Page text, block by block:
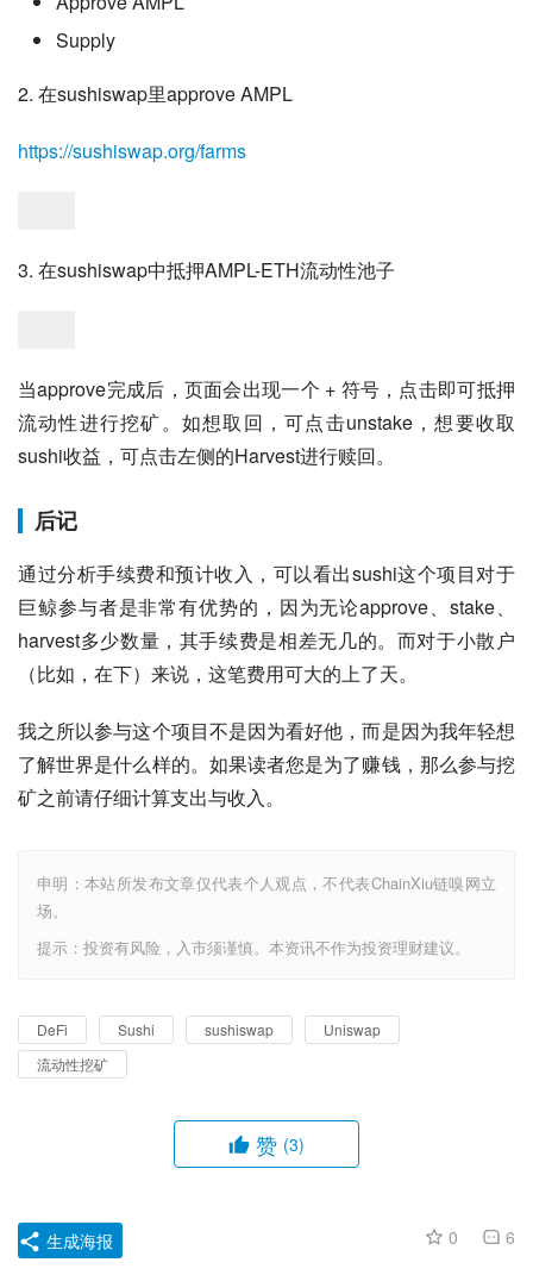
Supply
2. 在sushiswap里approve AMPL
https://sushiswap.org/farms
3. 在sushiswap中抵押AMPL-ETH流动性池子
当approve完成后，页面会出现一个 + 符号，点击即可抵押
流动性进行挖矿。如想取回，可点击unstake，想要收取
sushi收益，可点击左侧的Harvest进行赎回。
后记
通过分析手续费和预计收入，可以看出sushi这个项目对于
巨鲸参与者是非常有优势的，因为无论approve、stake、
harvest多少数量，其手续费是相差无几的。而对于小散户
（比如，在下）来说，这笔费用可大的上了天。
我之所以参与这个项目不是因为看好他，而是因为我年轻想
了解世界是什么样的。如果读者您是为了赚钱，那么参与挖
矿之前请仔细计算支出与收入。
申明：本站所发布文章仅代表个人观点，不代表ChainXiu链嗅网立
场。
提示：投资有风险，入市须谨慎。本资讯不作为投资理财建议。
DeFi Sushi sushiswap
Uniswap
流动性挖矿
赞 (3)
0 6
生成海报